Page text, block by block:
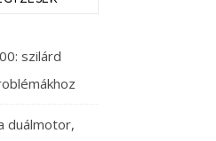
szilárd
duálmotor,